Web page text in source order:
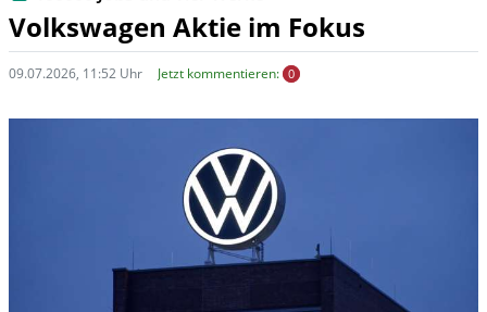
Volkswagen Aktie im Fokus
09.07.2026, 11:52 Uhr Jetzt kommentieren: 0